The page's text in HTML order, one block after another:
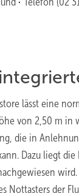
lässt eine
von 2,50 m in
die in
Dazu liegt
Nottasters der